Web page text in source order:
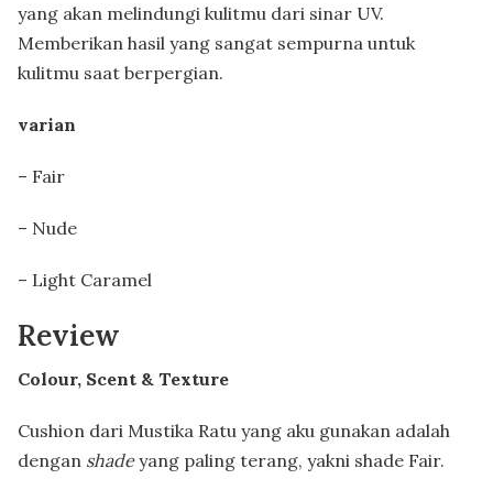
yang akan melindungi kulitmu dari sinar UV.
Memberikan hasil yang sangat sempurna untuk
kulitmu saat berpergian.
varian
– Fair
– Nude
– Light Caramel
Review
Colour, Scent & Texture
Cushion dari Mustika Ratu yang aku gunakan adalah
dengan shadeyang paling terang, yakni shade Fair.